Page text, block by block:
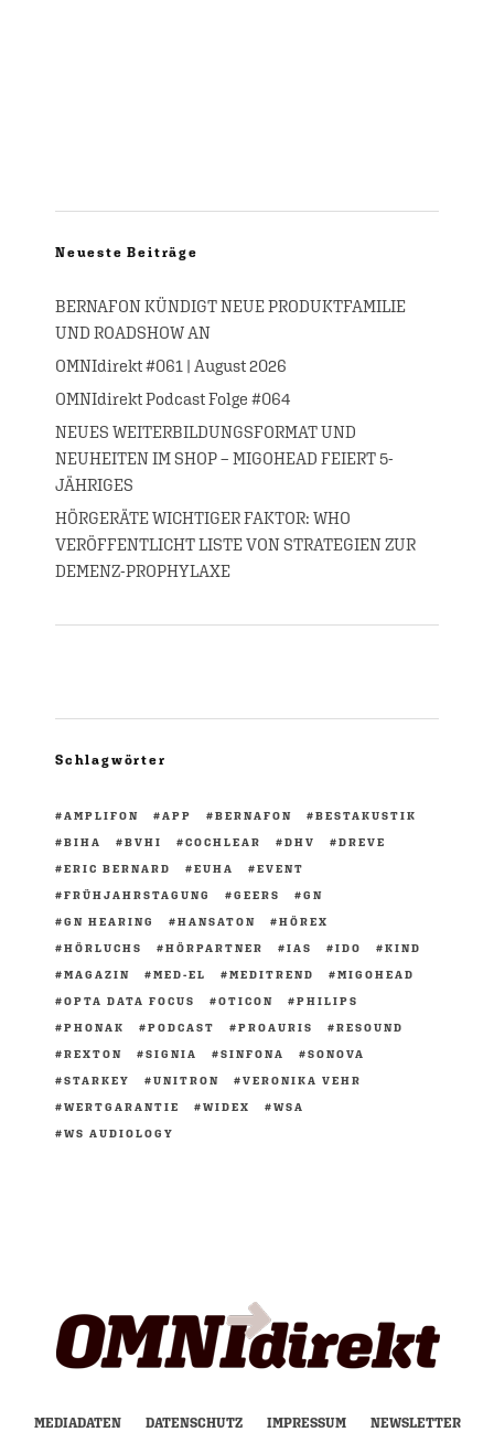
Neueste Beiträge
BERNAFON KÜNDIGT NEUE PRODUKTFAMILIE
UND ROADSHOW AN
OMNIdirekt #061 | August 2026
OMNIdirekt Podcast Folge #064
NEUES WEITERBILDUNGSFORMAT UND
NEUHEITEN IM SHOP – MIGOHEAD FEIERT 5-
JÄHRIGES
HÖRGERÄTE WICHTIGER FAKTOR: WHO
VERÖFFENTLICHT LISTE VON STRATEGIEN ZUR
DEMENZ-PROPHYLAXE
Schlagwörter
AMPLIFON APP BERNAFON
BESTAKUSTIK
BIHA
BVHI COCHLEAR DHV
DREVE
ERIC BERNARD
EUHA
EVENT
FRÜHJAHRSTAGUNG
GEERS
GN
GN HEARING
HANSATON
HÖREX
HÖRLUCHS
HÖRPARTNER IAS IDO
KIND
MAGAZIN
MED-EL MEDITREND
MIGOHEAD
OPTA DATA FOCUS
OTICON
PHILIPS
PHONAK
PODCAST PROAURIS
RESOUND
REXTON
SIGNIA SINFONA
SONOVA
STARKEY
UNITRON
VERONIKA VEHR
WERTGARANTIE
WIDEX
WSA
WS AUDIOLOGY
MEDIADATEN DATENSCHUTZ IMPRESSUM NEWSLETTER